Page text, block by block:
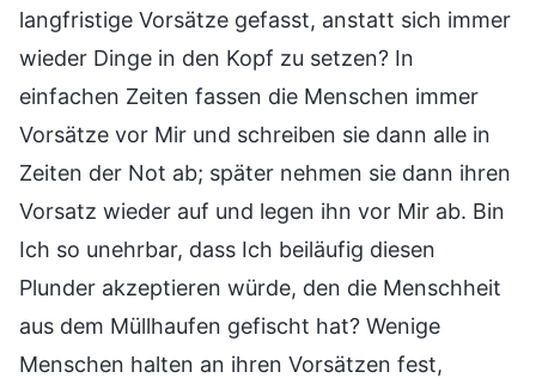
langfristige Vorsätze gefasst, anstatt sich immer
wieder Dinge in den Kopf zu setzen? In
einfachen Zeiten fassen die Menschen immer
Vorsätze vor Mir und schreiben sie dann alle in
Zeiten der Not ab; später nehmen sie dann ihren
Vorsatz wieder auf und legen ihn vor Mir ab. Bin
Ich so unehrbar, dass Ich beiläufig diesen
Plunder akzeptieren würde, den die Menschheit
aus dem Müllhaufen gefischt hat? Wenige
Menschen halten an ihren Vorsätzen fest,